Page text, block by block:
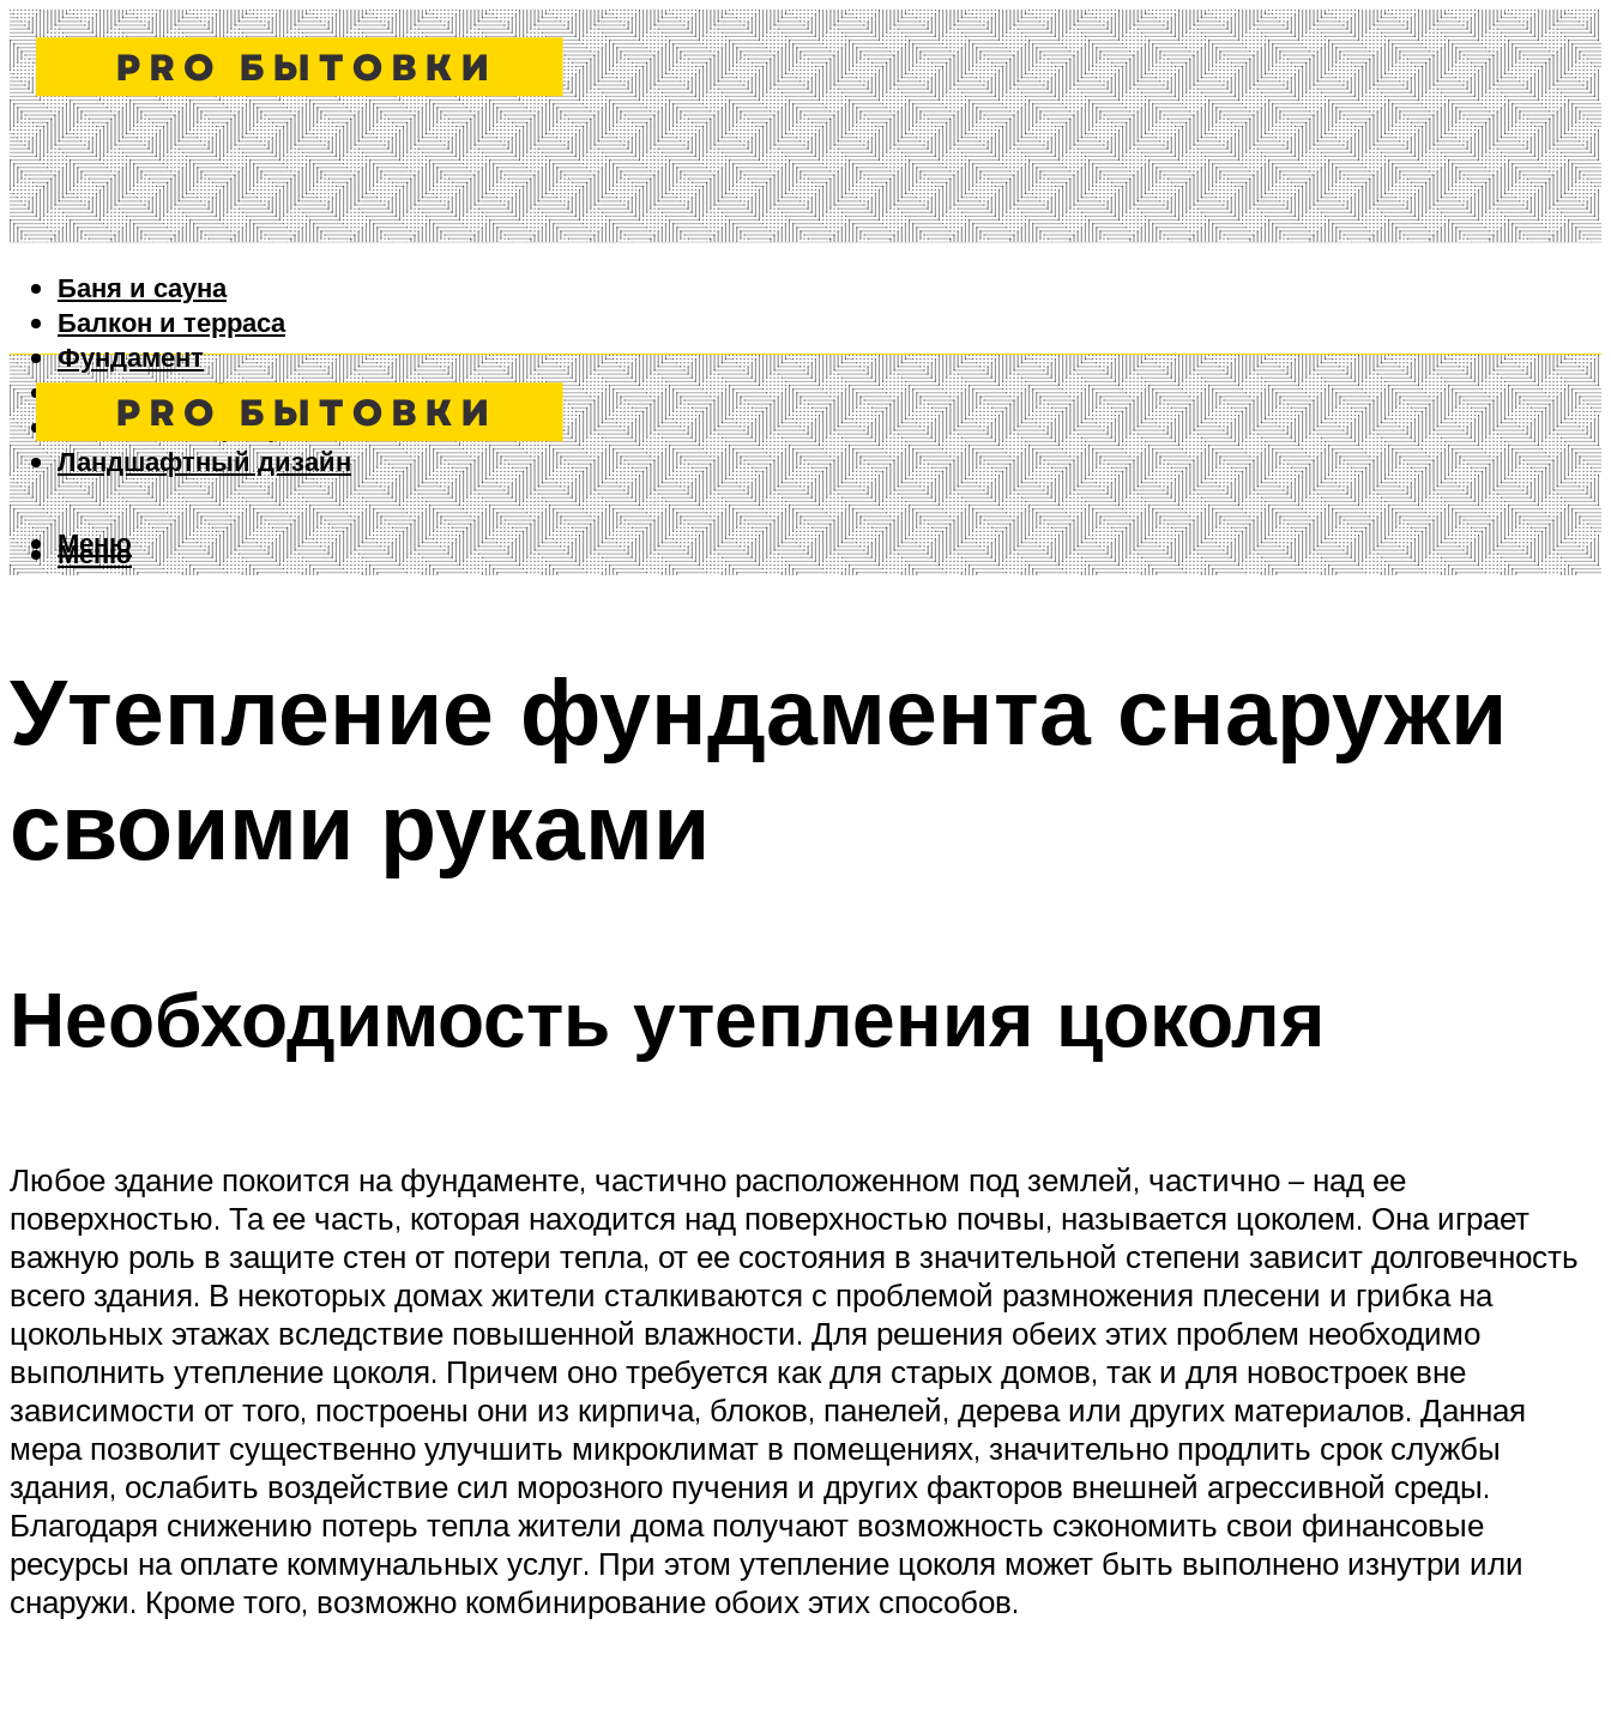
Баня и сауна
Балкон и терраса
Фундамент
Ворота и забор
Дизайн интерьера
Ландшафтный дизайн
Меню
Меню
Утепление фундамента снаружи
своими руками
Необходимость утепления цоколя
Любое здание покоится на фундаменте, частично расположенном под землей, частично – над ее
поверхностью. Та ее часть, которая находится над поверхностью почвы, называется цоколем. Она играет
важную роль в защите стен от потери тепла, от ее состояния в значительной степени зависит долговечность
всего здания. В некоторых домах жители сталкиваются с проблемой размножения плесени и грибка на
цокольных этажах вследствие повышенной влажности. Для решения обеих этих проблем необходимо
выполнить утепление цоколя. Причем оно требуется как для старых домов, так и для новостроек вне
зависимости от того, построены они из кирпича, блоков, панелей, дерева или других материалов. Данная
мера позволит существенно улучшить микроклимат в помещениях, значительно продлить срок службы
здания, ослабить воздействие сил морозного пучения и других факторов внешней агрессивной среды.
Благодаря снижению потерь тепла жители дома получают возможность сэкономить свои финансовые
ресурсы на оплате коммунальных услуг. При этом утепление цоколя может быть выполнено изнутри или
снаружи. Кроме того, возможно комбинирование обоих этих способов.